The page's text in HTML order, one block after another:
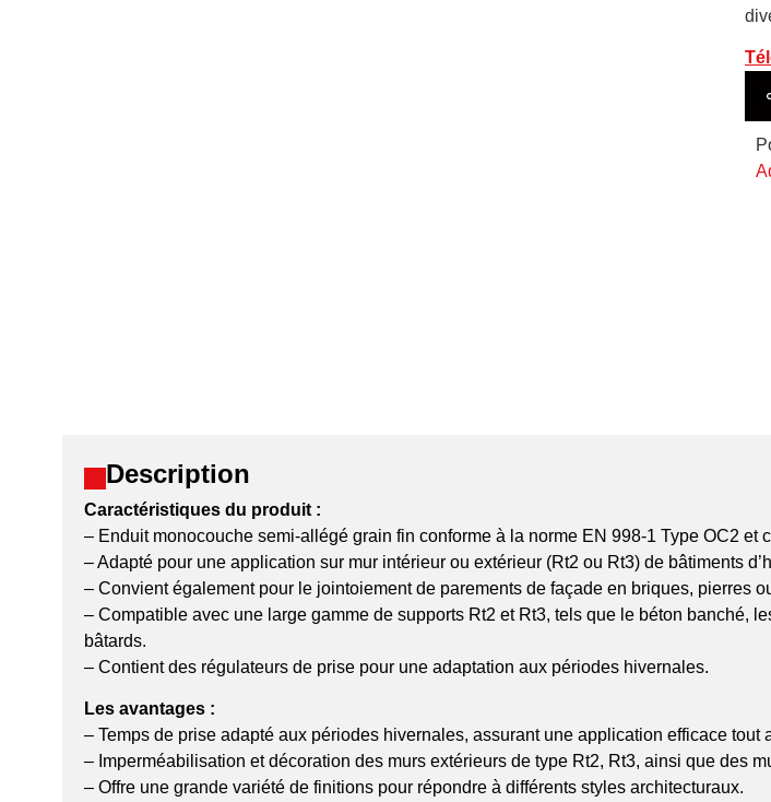
Description
Caractéristiques du produit :
– Enduit monocouche semi-allégé grain fin conforme à la norme EN 998-1 Type OC2 et
– Adapté pour une application sur mur intérieur ou extérieur (Rt2 ou Rt3) de bâtiments
– Convient également pour le jointoiement de parements de façade en briques, pierres
– Compatible avec une large gamme de supports Rt2 et Rt3, tels que le béton banché,
bâtards.
– Contient des régulateurs de prise pour une adaptation aux périodes hivernales.
Les avantages :
– Temps de prise adapté aux périodes hivernales, assurant une application efficace tout
– Imperméabilisation et décoration des murs extérieurs de type Rt2, Rt3, ainsi que des
– Offre une grande variété de finitions pour répondre à différents styles architecturaux.